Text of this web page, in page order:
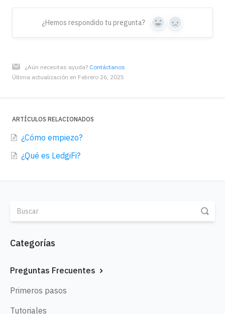
¿Hemos respondido tu pregunta?
Yes No
¿Aún necesitas ayuda? Contáctanos
Última actualización en Febrero 26, 2025
ARTÍCULOS RELACIONADOS
¿Cómo empiezo?
¿Qué es LedgiFi?
Categorías
Preguntas Frecuentes
Primeros pasos
Tutoriales